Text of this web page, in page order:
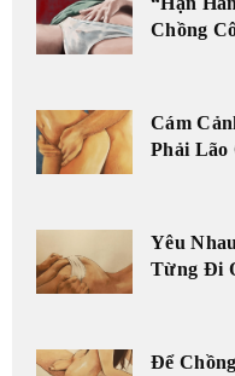
Chồng
Cám
Phải Lão
Yêu
Từng Đi
Để